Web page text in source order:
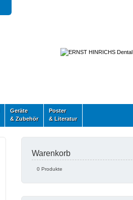
Geräte
& Zubehör
Poster
& Literatur
Warenkorb
0 Produkte